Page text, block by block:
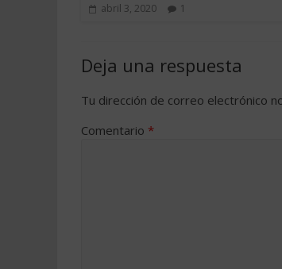
abril 3, 2020 1
Deja una respuesta
Tu dirección de correo electrónico
Comentario *